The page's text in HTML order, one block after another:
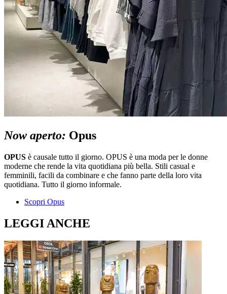
Now aperto: Opus
OPUS è causale tutto il giorno. OPUS è una moda per le donne
moderne che rende la vita quotidiana più bella. Stili casual e
femminili, facili da combinare e che fanno parte della loro vita
quotidiana. Tutto il giorno informale.
Scopri Opus
LEGGI ANCHE